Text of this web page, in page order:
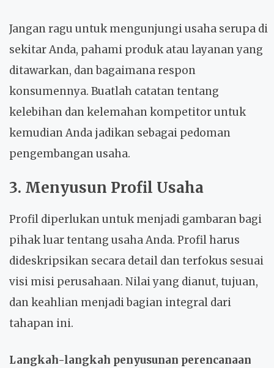
Jangan ragu untuk mengunjungi usaha serupa di
sekitar Anda, pahami produk atau layanan yang
ditawarkan, dan bagaimana respon
konsumennya. Buatlah catatan tentang
kelebihan dan kelemahan kompetitor untuk
kemudian Anda jadikan sebagai pedoman
pengembangan usaha.
3. Menyusun Profil Usaha
Profil diperlukan untuk menjadi gambaran bagi
pihak luar tentang usaha Anda. Profil harus
dideskripsikan secara detail dan terfokus sesuai
visi misi perusahaan. Nilai yang dianut, tujuan,
dan keahlian menjadi bagian integral dari
tahapan ini.
Langkah-langkah penyusunan perencanaan